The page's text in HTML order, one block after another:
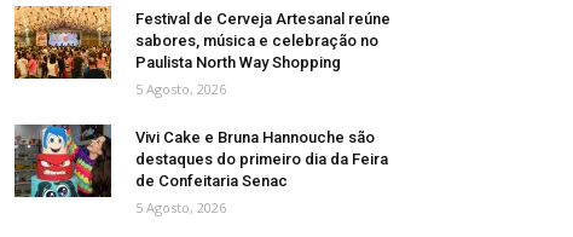
Festival de Cerveja Artesanal reúne
sabores, música e celebração no
Paulista North Way Shopping
5 Agosto, 2026
Vivi Cake e Bruna Hannouche são
destaques do primeiro dia da Feira
de Confeitaria Senac
5 Agosto, 2026